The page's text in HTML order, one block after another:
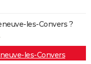
les-Convers ?
les-Convers